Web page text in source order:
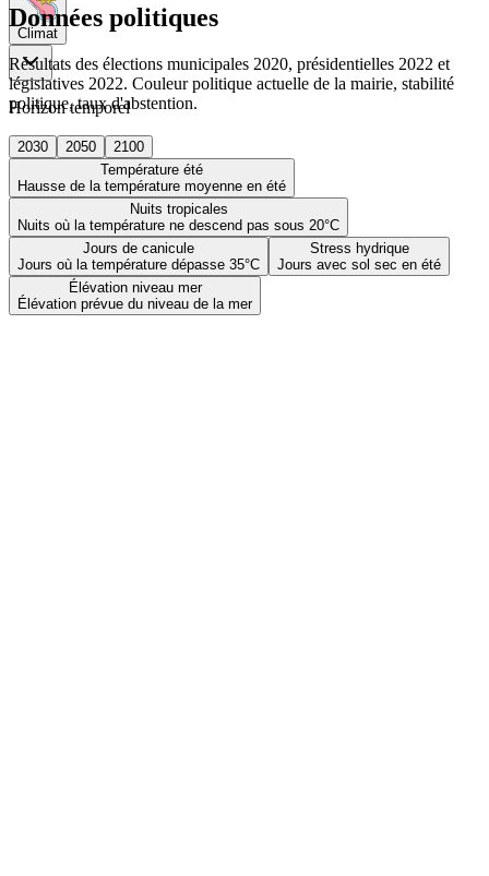
Climat
Horizon temporel
2030 2050
2100
Température été
Hausse de la température moyenne en été
Nuits tropicales
Nuits où la température ne descend pas sous 20°C
Jours de canicule
Jours où la température dépasse 35°C
Stress hydrique
Jours avec sol sec en été
Élévation niveau mer
Élévation prévue du niveau de la mer
Données politiques
Résultats des élections municipales 2020, présidentielles 2022 et
législatives 2022. Couleur politique actuelle de la mairie, stabilité
politique, taux d'abstention.